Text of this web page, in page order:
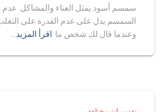
سمسم أسود يمثل العناء والمشاكل.
السمسم يدل على عدم القدرة على
وعندما قال لك شخص ما اقرأ المزيد…